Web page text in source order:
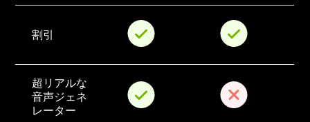
割引
超リアルな
音声ジェネ
レーター